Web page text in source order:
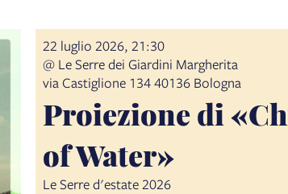
22 luglio 2026, 21:30
@ Le Serre dei Giardini Margherita
via Castiglione 134 40136 Bologna
Proiezione di
of Water»
Le Serre d'estate 2026